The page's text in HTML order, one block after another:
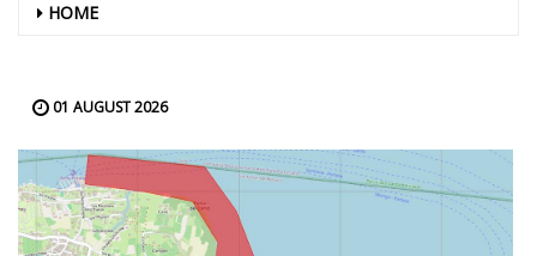
HOME
01 AUGUST 2026